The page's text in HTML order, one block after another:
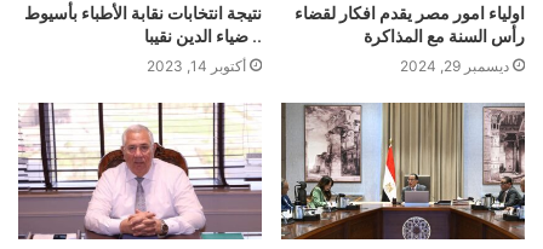
اولياء امور مصر يقدم افكار لقضاء
رأس السنة مع المذاكرة
ديسمبر 29, 2024
نتيجة انتخابات نقابة الأطباء بأسيوط
.. ضياء الدين نقيبا
أكتوبر 14, 2023